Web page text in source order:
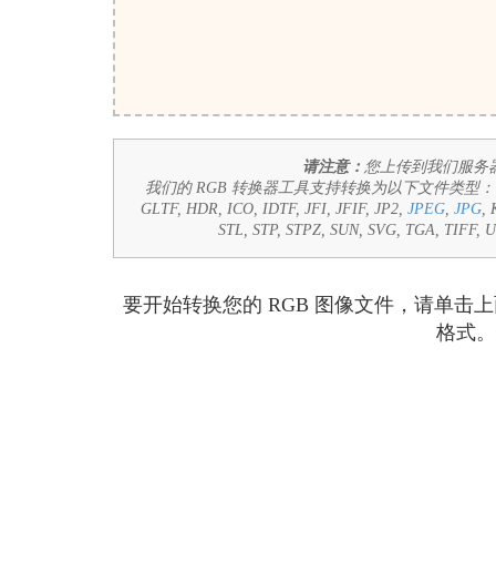
请注意： 您上传到我们服务
我们的 RGB 转换器工具支持转换为以下文件类型：
GLTF, HDR, ICO, IDTF, JFI, JFIF, JP2, JPEG, JPG,
STL, STP, STPZ, SUN, SVG, TGA, TIFF,
要开始转换您的 RGB 图像文件，请单击
格式